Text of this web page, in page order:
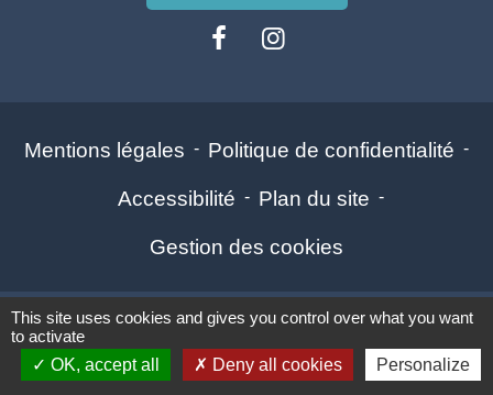
Mentions légales - Politique de confidentialité -
Accessibilité - Plan du site -
Gestion des cookies
This site uses cookies and gives you control over what you want
to activate
OK, accept all
Deny all cookies Personalize